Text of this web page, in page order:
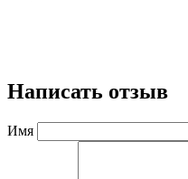
Написать отзыв
Имя